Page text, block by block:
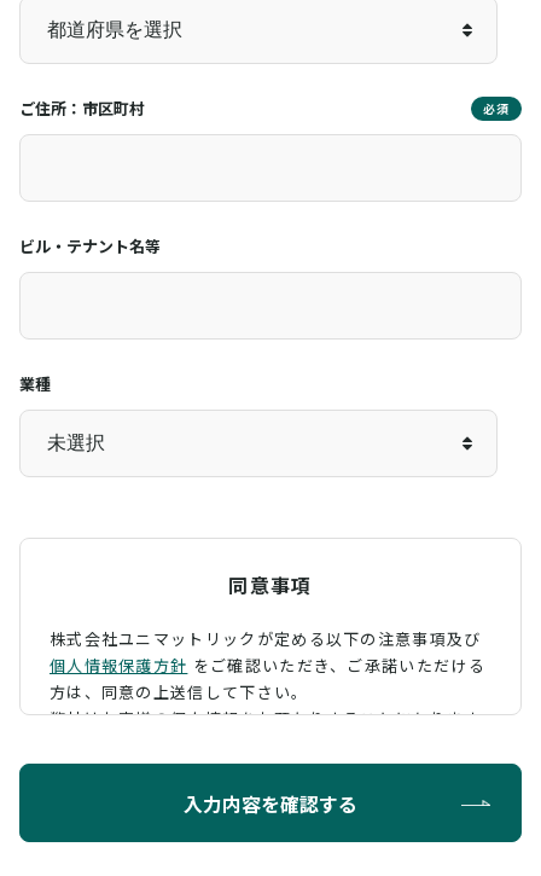
ご住所：市区町村 必須
ビル・テナント名等
業種
同意事項
株式会社ユニマットリックが定める以下の注意事項及び
個人情報保護方針 をご確認いただき、 ご承諾いただける
方は、同意の上送信して下さい。
弊社はお客様の個人情報をお預かりすることになります
ように定め、保護に努めております。
入力内容を確認する